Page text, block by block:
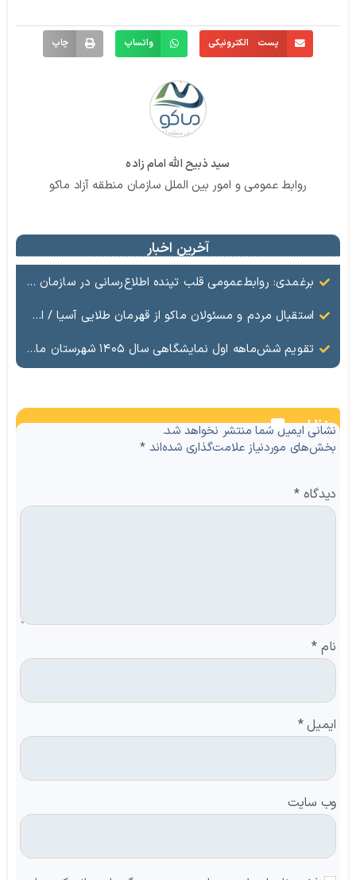
پست الکترونیکی واتساپ چاپ
سید ذبیح الله امام زاده
روابط عمومی و امور بین الملل سازمان منطقه آزاد ماکو
آخرین اخبار
برغمدی: روابط‌عمومی قلب تپنده اطلاع‌رسانی در سازمان منطقه آزاد ماکو است
استقبال مردم و مسئولان ماکو از قهرمان طلایی آسیا / ادای احترام ابوالفضل پیشه‌ور به شهدای گمنام
تقویم شش‌ماهه اول نمایشگاهی سال ۱۴۰۵ شهرستان ماکو
نظرات
نشانی ایمیل شما منتشر نخواهد شد.
بخش‌های موردنیاز علامت‌گذاری شده‌اند*
دیدگاه*
نام *
ایمیل*
وب‌ سایت